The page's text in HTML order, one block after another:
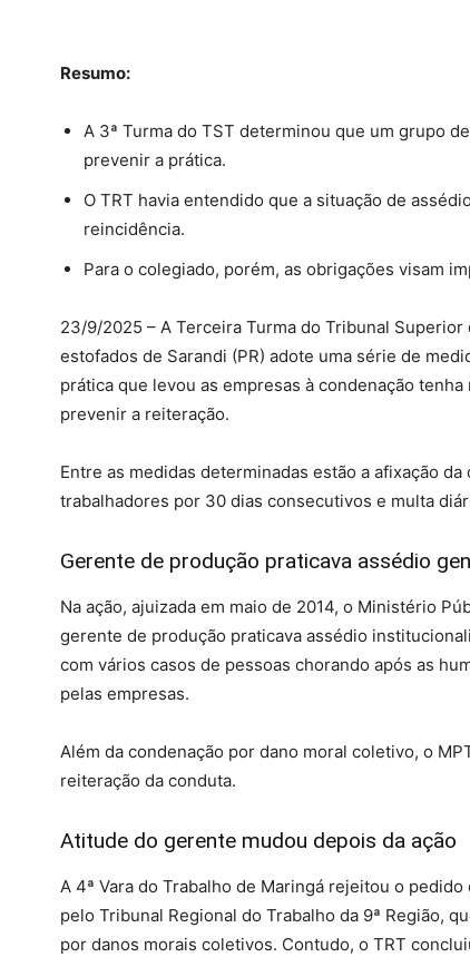
Resumo:
A 3ª Turma do TST determinou que um grupo
prevenir a prática.
O TRT havia entendido que a situação de
reincidência.
Para o colegiado, porém, as obrigações visam
23/9/2025 – A Terceira Turma do Tribunal
estofados de Sarandi (PR) adote uma série de
prática que levou as empresas à condenação
prevenir a reiteração.
Entre as medidas determinadas estão a afixação
trabalhadores por 30 dias consecutivos e multa
Gerente de produção praticava assédio
Na ação, ajuizada em maio de 2014, o Ministério
gerente de produção praticava assédio
com vários casos de pessoas chorando após as
pelas empresas.
Além da condenação por dano moral coletivo, o
reiteração da conduta.
Atitude do gerente mudou depois da ação
A 4ª Vara do Trabalho de Maringá rejeitou o
pelo Tribunal Regional do Trabalho da 9ª Região,
por danos morais coletivos. Contudo, o TRT